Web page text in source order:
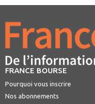
FRANCE BOURSE
Pourquoi vous inscrire
Nos abonnements